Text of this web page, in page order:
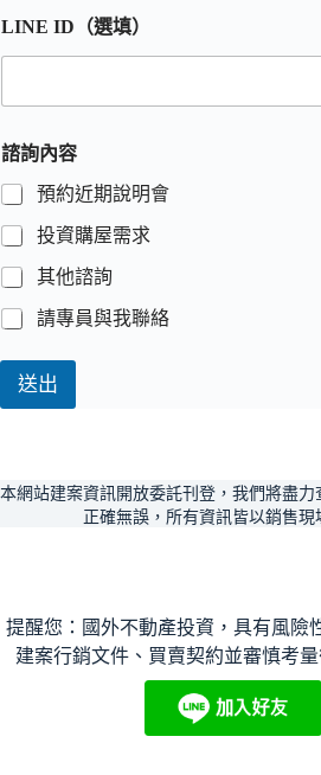
LINE ID（選填）
諮詢內容
預約近期說明會
投資購屋需求
其他諮詢
請專員與我聯絡
送出
本網站建案資訊開放委託刊登，我們將盡
正確無誤，所有資訊皆以銷售現
提醒您：國外不動產投資，具有風險
建案行銷文件、買賣契約並審慎考量